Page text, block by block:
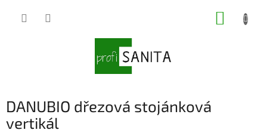
DANUBIO dřezová stojánková
vertikál